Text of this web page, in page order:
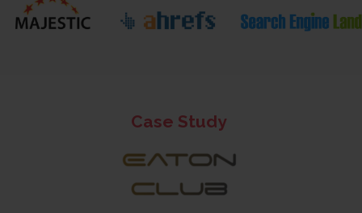
Case Study